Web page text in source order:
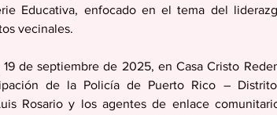
Educativa, enfocado en el tema del
vecinales.
de septiembre de 2025, en Casa Cristo
de la Policía de Puerto Rico –
Rosario y los agentes de enlace